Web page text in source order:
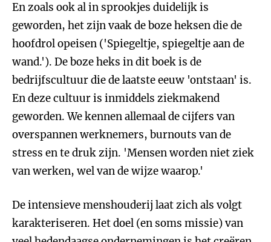
En zoals ook al in sprookjes duidelijk is
geworden, het zijn vaak de boze heksen die de
hoofdrol opeisen ('Spiegeltje, spiegeltje aan de
wand.'). De boze heks in dit boek is de
bedrijfscultuur die de laatste eeuw 'ontstaan' is.
En deze cultuur is inmiddels ziekmakend
geworden. We kennen allemaal de cijfers van
overspannen werknemers, burnouts van de
stress en te druk zijn. 'Mensen worden niet ziek
van werken, wel van de wijze waarop.'
De intensieve menshouderij laat zich als volgt
karakteriseren. Het doel (en soms missie) van